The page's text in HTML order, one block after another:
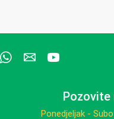
Pozovite
Ponedjeljak -